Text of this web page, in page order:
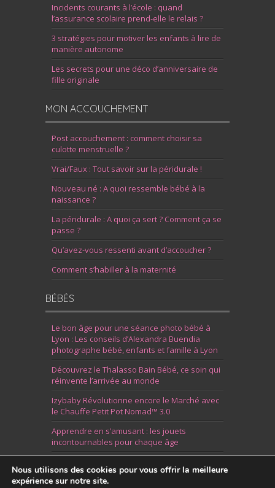
Incidents courants à l’école : quand
l’assurance scolaire prend-elle le relais ?
3 stratégies pour motiver les enfants à lire de
manière autonome
Les secrets pour une déco d’anniversaire de
fille originale
MON ACCOUCHEMENT
Post accouchement : comment choisir sa
culotte menstruelle ?
Vrai/Faux : Tout savoir sur la péridurale !
Nouveau né : A quoi ressemble bébé à la
naissance ?
La péridurale : A quoi ça sert ? Comment ça se
passe ?
Qu’avez-vous ressenti avant d’accoucher ?
Comment s’habiller à la maternité
BÉBÉS
Le bon âge pour une séance photo bébé à
Lyon : Les conseils d’Alexandra Buendia
photographe bébé, enfants et famille à Lyon
Découvrez le Thalasso Bain Bébé, ce soin qui
réinvente l’arrivée au monde
Izybaby Révolutionne encore le Marché avec
le Chauffe Petit Pot Nomad™ 3.0
Apprendre en s’amusant : les jouets
incontournables pour chaque âge
Nous utilisons des cookies pour vous offrir la meilleure
expérience sur notre site.